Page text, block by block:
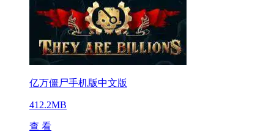
亿万僵尸手机版中文版
412.2MB
查 看